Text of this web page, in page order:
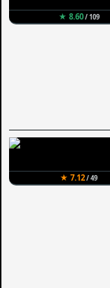
★ 8.60/ 109
★ 7.12/ 49